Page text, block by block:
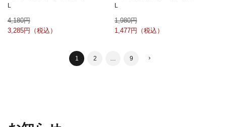
L
4,180
3,285
L
1,980
1,477
1 2 9